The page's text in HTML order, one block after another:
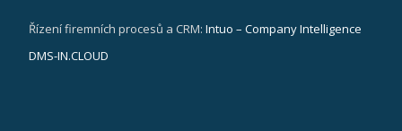
Řízení firemních procesů a CRM: Intuo – Company Intelligence
DMS-IN.CLOUD